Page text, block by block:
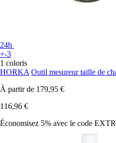
24h
+-3
1 coloris
HORKA Outil mesureur taille de
À partir de 179,95 €
116,96 €
Économisez 5% avec le code